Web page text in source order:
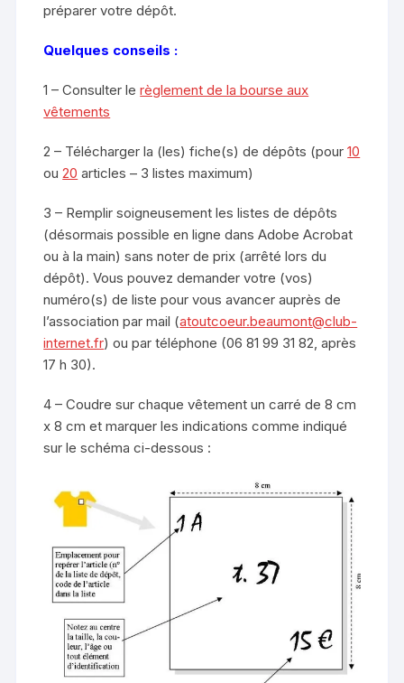
préparer votre dépôt.
Quelques conseils :
1 – Consulter lerèglement de la bourse aux
vêtements
2 – Télécharger la (les) fiche(s) de dépôts (pour10
ou20 articles – 3 listes maximum)
3 – Remplir soigneusement les listes de dépôts
(désormais possible en ligne dans Adobe Acrobat
ou à la main) sans noter de prix (arrêté lors du
dépôt). Vous pouvez demander votre (vos)
numéro(s) de liste pour vous avancer auprès de
l’association par mail (atoutcoeur.beaumont@club-
internet.fr) ou par téléphone (06 81 99 31 82, après
17 h 30).
4 – Coudre sur chaque vêtement un carré de 8 cm
x 8 cm et marquer les indications comme indiqué
sur le schéma ci-dessous :